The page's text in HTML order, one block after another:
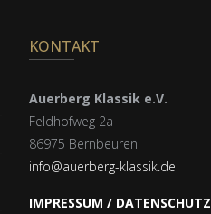
KONTAKT
Auerberg Klassik e.V.
Feldhofweg 2a
86975 Bernbeuren
info@auerberg-klassik.de
IMPRESSUM / DATENSCHUTZ